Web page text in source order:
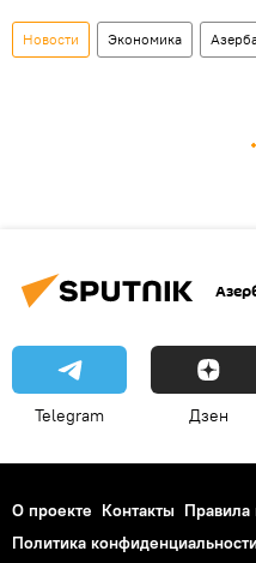
Новости Экономика
Telegram Дзен
О проекте Контакты Правила
Политика